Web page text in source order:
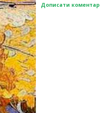
Дописати коментар